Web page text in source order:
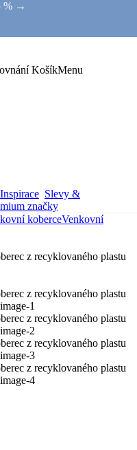
% →
KošíkMenu
Inspirace Slevy &
značky
koberceVenkovní